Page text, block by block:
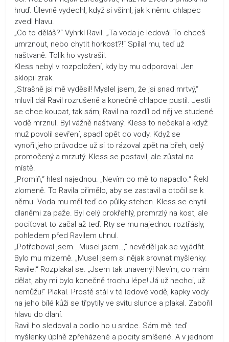
hruď. Úlevně vydechl, když si všiml, jak k němu chlapec
zvedl hlavu.
„Co to děláš?“ Vyhrkl Ravil. „Ta voda je ledová! To chceš
umrznout, nebo chytit horkost?!“ Spílal mu, teď už
naštvaně. Tolik ho vystrašil.
Kless nebyl v rozpoložení, kdy by mu odporoval. Jen
sklopil zrak.
„Strašně jsi mě vyděsil! Myslel jsem, že jsi snad mrtvý,“
mluvil dál Ravil rozrušeně a konečně chlapce pustil. Jestli
se chce koupat, tak sám, Ravil na rozdíl od něj ve studené
vodě mrznul. Byl vážně naštvaný. Kless to nečekal a když
muž povolil sevření, spadl opět do vody. Když se
vynořil,jeho průvodce už si to rázoval zpět na břeh, celý
promočený a mrzutý. Kless se postavil, ale zůstal na
místě.
„Promiň,“ hlesl najednou. „Nevím co mě to napadlo.“ Řekl
zlomeně. To Ravila přimělo, aby se zastavil a otočil se k
němu. Voda mu měl teď do půlky stehen. Kless se chytil
dlaněmi za paže. Byl celý prokřehlý, promrzlý na kost, ale
pociťovat to začal až teď. Rty se mu najednou roztřásly,
pohledem před Ravilem uhnul.
„Potřeboval jsem...Musel jsem…,“ nevěděl jak se vyjádřit.
Bylo mu mizerně. „Musel jsem si nějak srovnat myšlenky.
Ravile!“ Rozplakal se. „Jsem tak unavený! Nevím, co mám
dělat, aby mi bylo konečně trochu lépe! Já už nechci, už
nemůžu!“ Plakal. Prostě stál v té ledové vodě, kapky vody
na jeho bílé kůži se třpytily ve svitu slunce a plakal. Zabořil
hlavu do dlaní.
Ravil ho sledoval a bodlo ho u srdce. Sám měl teď
myšlenky úplně zpřeházené a pocity smíšené. A v jednom